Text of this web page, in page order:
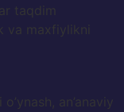
taqdim
va maxfiylikni
an’anaviy